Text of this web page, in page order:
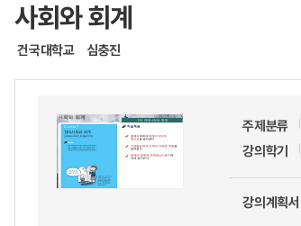
사회와 회계
건국대학교 심충진
주제분류
강의학기
강의계획서